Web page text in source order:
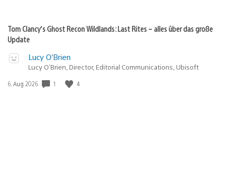
Tom Clancy’s Ghost Recon Wildlands: Last Rites – alles über das große
Update
Lucy O’Brien
Lucy O’Brien, Director, Editorial Communications, Ubisoft
Veröffentlichungsdatum:
6. Aug 2026 1 4